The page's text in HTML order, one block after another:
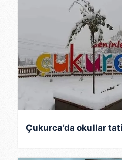
mevzuata uygun
Çukurca’da okullar